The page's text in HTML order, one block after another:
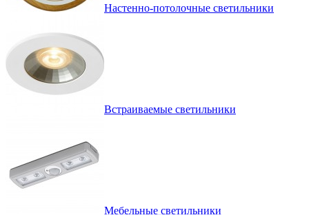
Настенно-потолочные светильники
Встраиваемые светильники
Мебельные светильники